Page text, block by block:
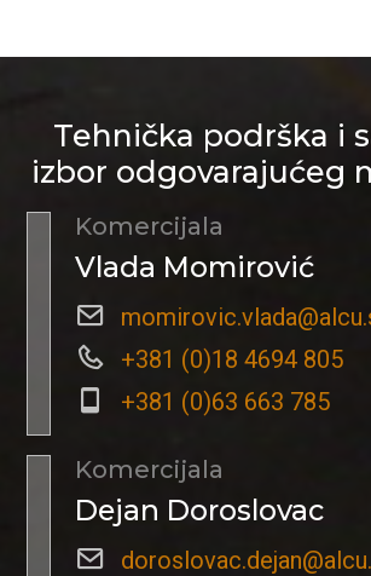
Tehnička podrška i
izbor odgovarajućeg
Komercijala
Vlada Momirović
+381 (0)18 4694 805
+381 (0)63 663 785
Komercijala
Dejan Doroslovac